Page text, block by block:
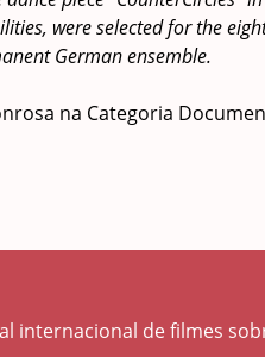
were selected for the
German ensemble.
na Categoria
internacional de filmes